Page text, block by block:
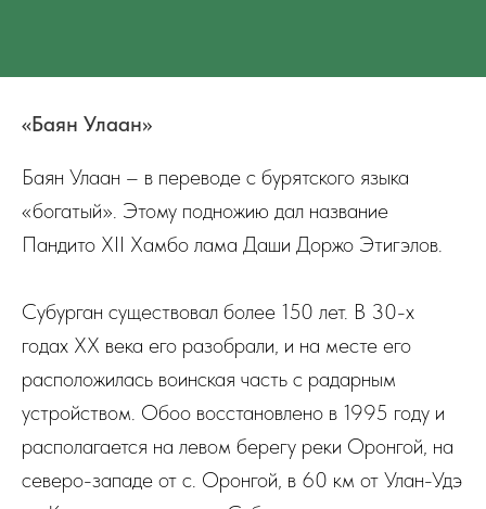
«Баян Улаан»
Баян Улаан – в переводе с бурятского языка
«богатый». Этому подножию дал название
Пандито XII Хамбо лама Даши Доржо Этигэлов.
Субурган существовал более 150 лет. В 30-х
годах XX века его разобрали, и на месте его
расположилась воинская часть с радарным
устройством. Обоо восстановлено в 1995 году и
располагается на левом берегу реки Оронгой, на
северо-западе от с. Оронгой, в 60 км от Улан-Удэ